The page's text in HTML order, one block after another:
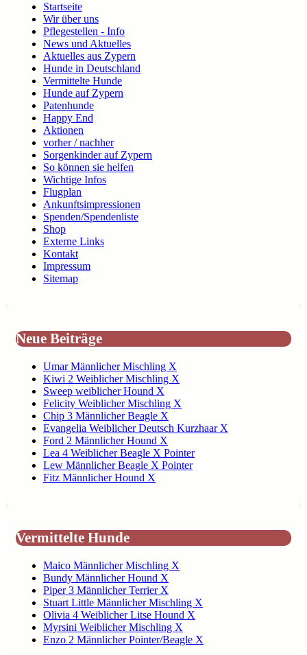
Startseite
Wir über uns
Pflegestellen - Info
News und Aktuelles
Aktuelles aus Zypern
Hunde in Deutschland
Vermittelte Hunde
Hunde auf Zypern
Patenhunde
Happy End
Aktionen
vorher / nachher
Sorgenkinder auf Zypern
So können sie helfen
Wichtige Infos
Flugplan
Ankunftsimpressionen
Spenden/Spendenliste
Shop
Externe Links
Kontakt
Impressum
Sitemap
Neue Beiträge
Umar Männlicher Mischling X
Kiwi 2 Weiblicher Mischling X
Sweep weiblicher Hound X
Felicity Weiblicher Mischling X
Chip 3 Männlicher Beagle X
Evangelia Weiblicher Deutsch Kurzhaar X
Ford 2 Männlicher Hound X
Lea 4 Weiblicher Beagle X Pointer
Lew Männlicher Beagle X Pointer
Fitz Männlicher Hound X
Vermittelte Hunde
Maico Männlicher Mischling X
Bundy Männlicher Hound X
Piper 3 Männlicher Terrier X
Stuart Little Männlicher Mischling X
Olivia 4 Weiblicher Litse Hound X
Myrsini Weiblicher Mischling X
Enzo 2 Männlicher Pointer/Beagle X